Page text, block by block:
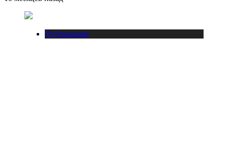
Публикации